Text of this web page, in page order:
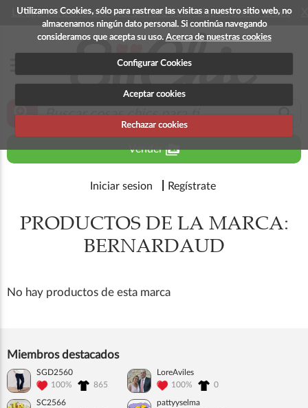
Utilizamos Cookies, sólo para rastrear las visitas a nuestro sitio web, no
almacenamos ningún dato personal. Si continúa navegando
consideramos que acepta su uso. Acerca de nuestras cookies
Configurar Cookies
Aceptar cookies
Rechazar cookies
La app para android esta en fase beta, disponible en breve
zoom_in search
Venderperm_media
Iniciar sesion Regístrate
PRODUCTOS DE LA MARCA:
BERNARDAUD
No hay productos de esta marca
Miembros destacados
SGD2560
100%
865
LoreAviles
100%
0
SC2566
pattyyselma